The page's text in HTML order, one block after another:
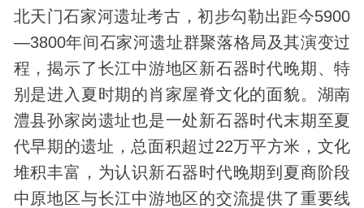
北天门石家河遗址考古，初步勾勒出距今5900
—3800年间石家河遗址群聚落格局及其演变过
程，揭示了长江中游地区新石器时代晚期、特
别是进入夏时期的肖家屋脊文化的面貌。湖南
澧县孙家岗遗址也是一处新石器时代末期至夏
代早期的遗址，总面积超过22万平方米，文化
堆积丰富，为认识新石器时代晚期到夏商阶段
中原地区与长江中游地区的交流提供了重要线